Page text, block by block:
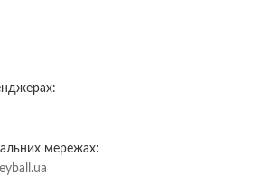
мережах: